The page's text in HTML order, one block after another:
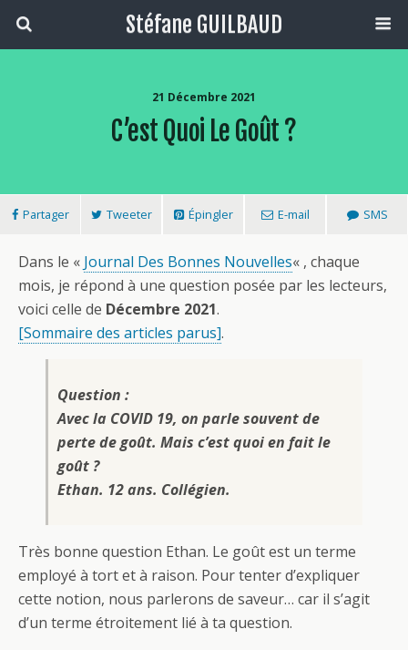
Stéfane GUILBAUD
21 Décembre 2021
C’est Quoi Le Goût ?
Partager Tweeter Épingler E-mail SMS
Dans le « Journal Des Bonnes Nouvelles« , chaque
mois, je répond à une question posée par les lecteurs,
voici celle de Décembre 2021.
[Sommaire des articles parus].
Question :
Avec la COVID 19, on parle souvent de
perte de goût. Mais c’est quoi en fait le
goût ?
Ethan. 12 ans. Collégien.
Très bonne question Ethan. Le goût est un terme
employé à tort et à raison. Pour tenter d’expliquer
cette notion, nous parlerons de saveur… car il s’agit
d’un terme étroitement lié à ta question.